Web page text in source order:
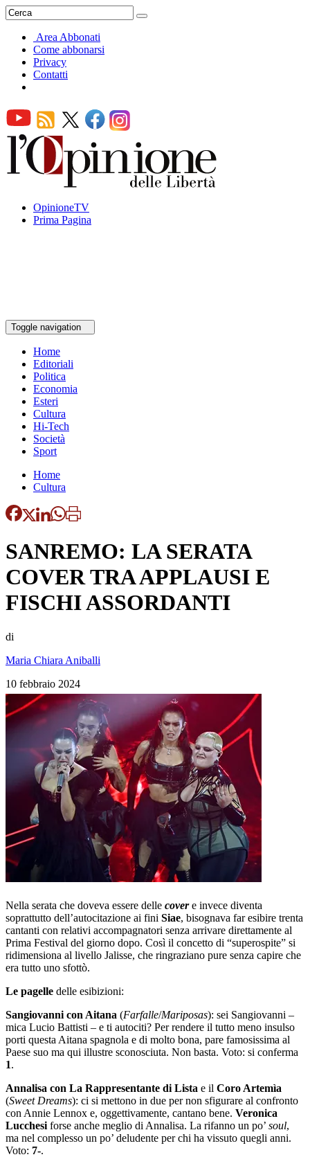
Area Abbonati
Come abbonarsi
Privacy
Contatti
OpinioneTV
Prima Pagina
Toggle navigation
Home
Editoriali
Politica
Economia
Esteri
Cultura
Hi-Tech
Società
Sport
Home
Cultura
SANREMO: LA SERATA
COVER TRA APPLAUSI E
FISCHI ASSORDANTI
di
Maria Chiara Aniballi
10 febbraio 2024
Nella serata che doveva essere delle covere invece diventa
soprattutto dell’autocitazione ai fini Siae, bisognava far esibire trenta
cantanti con relativi accompagnatori senza arrivare direttamente al
Prima Festival del giorno dopo. Così il concetto di “superospite” si
ridimensiona al livello Jalisse, che ringraziano pure senza capire che
era tutto uno sfottò.
Le pagelle delle esibizioni:
Sangiovanni con Aitana (Farfalle/Mariposas): sei Sangiovanni –
mica Lucio Battisti – e ti autociti? Per rendere il tutto meno insulso
porti questa Aitana spagnola e di molto bona, pare famosissima al
Paese suo ma qui illustre sconosciuta. Non basta. Voto: si conferma
1.
Annalisa con La Rappresentante di Lista e il Coro Artemìa
(Sweet Dreams): ci si mettono in due per non sfigurare al confronto
con Annie Lennox e, oggettivamente, cantano bene. Veronica
Lucchesi forse anche meglio di Annalisa. La rifanno un po’ soul,
ma nel complesso un po’ deludente per chi ha vissuto quegli anni.
Voto: 7-.